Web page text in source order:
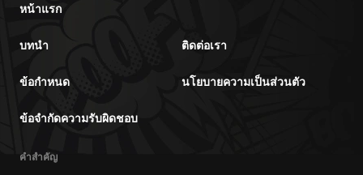
หน้าแรก
บทนำ ติดต่อเรา
ข้อกำหนด นโยบายความเป็นส่วนตัว
ข้อจำกัดความรับผิดชอบ
คำสำคัญ